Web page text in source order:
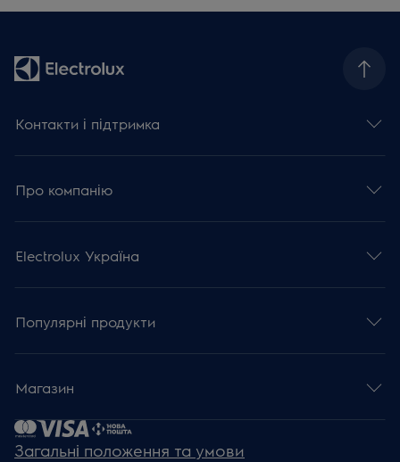
Контакти і підтримка
Про компанію
Electrolux Україна
Популярні продукти
Магазин
Загальні положення та умови